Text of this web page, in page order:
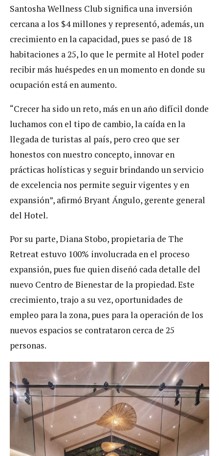
Santosha Wellness Club significa una inversión
cercana a los $4 millones y representó, además, un
crecimiento en la capacidad, pues se pasó de 18
habitaciones a 25, lo que le permite al Hotel poder
recibir más huéspedes en un momento en donde su
ocupación está en aumento.
“Crecer ha sido un reto, más en un año difícil donde
luchamos con el tipo de cambio, la caída en la
llegada de turistas al país, pero creo que ser
honestos con nuestro concepto, innovar en
prácticas holísticas y seguir brindando un servicio
de excelencia nos permite seguir vigentes y en
expansión”, afirmó Bryant Ángulo, gerente general
del Hotel.
Por su parte, Diana Stobo, propietaria de The
Retreat estuvo 100% involucrada en el proceso
expansión, pues fue quien diseñó cada detalle del
nuevo Centro de Bienestar de la propiedad. Este
crecimiento, trajo a su vez, oportunidades de
empleo para la zona, pues para la operación de los
nuevos espacios se contrataron cerca de 25
personas.